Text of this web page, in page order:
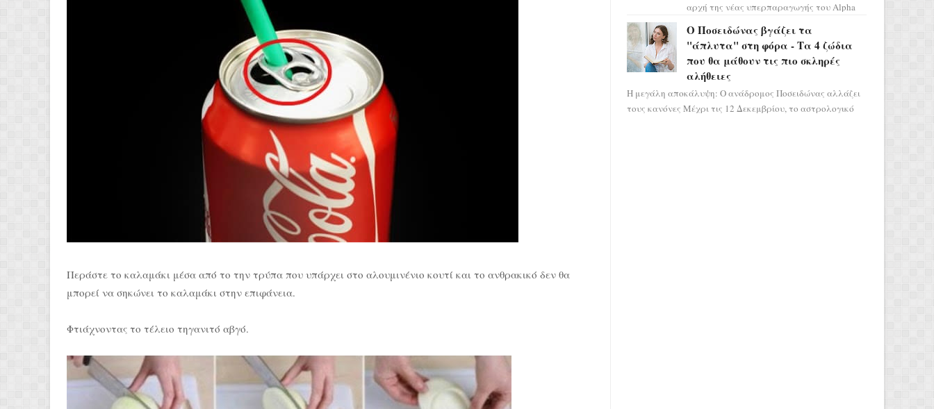
Περάστε το καλαμάκι μέσα από το την τρύπα που υπάρχει στο αλουμινένιο κουτί και το ανθρακικό δεν θα
μπορεί να σηκώνει το καλαμάκι στην επιφάνεια.
Φτιάχνοντας το τέλειο τηγανιτό αβγό.
αρχή της νέας υπερπαραγωγής του Alpha
πλημμυρισμένο από...
Ο Ποσειδώνας βγάζει τα
"άπλυτα" στη φόρα - Τα 4 ζώδια
που θα μάθουν τις πιο σκληρές
αλήθειες
Η μεγάλη αποκάλυψη: Ο ανάδρομος Ποσειδώνας αλλάζει
τους κανόνες Μέχρι τις 12 Δεκεμβρίου, το αστρολογικό